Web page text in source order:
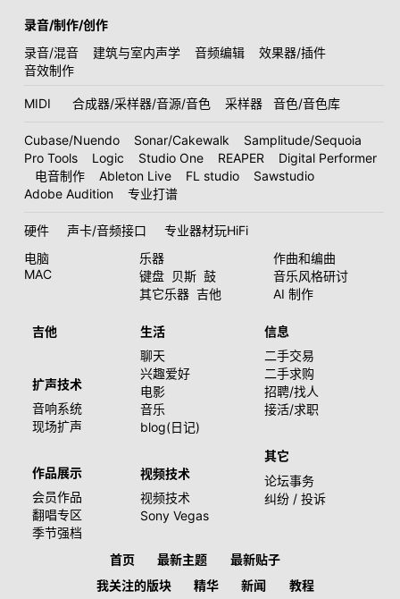
录音/制作/创作
录音/混音
建筑与室内声学 音频编辑
效果器/插件
音效制作
MIDI 合成器/采样器/音源/音色 采样器 音色/音色库
Cubase/Nuendo Sonar/Cakewalk
Samplitude/Sequoia
Pro Tools
Logic Studio One REAPER
Digital Performer
电音制作
Ableton Live FL studio
Sawstudio
Adobe Audition
专业打谱
硬件 声卡/音频接口
专业器材玩HiFi
电脑
MAC
乐器
键盘 贝斯 鼓
其它乐器 吉他
作曲和编曲
音乐风格研讨
AI 制作
吉他
扩声技术
音响系统
现场扩声
作品展示
会员作品
翻唱专区
季节强档
生活
聊天
兴趣爱好
电影
音乐
blog(日记)
视频技术
视频技术
Sony Vegas
信息
二手交易
二手求购
招聘/找人
接活/求职
其它
论坛事务
纠纷 / 投诉
首页 最新主题
最新贴子
我关注的版块
精华 新闻 教程